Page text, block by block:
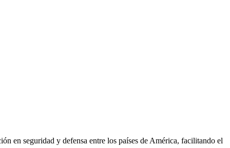
en seguridad y defensa entre los países de América, facilitando el